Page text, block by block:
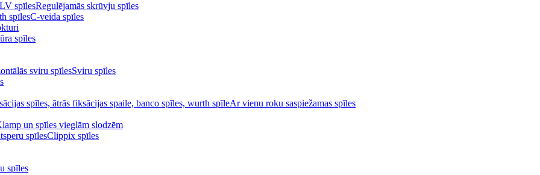
Regulējamās skrūvju spīles
C-veida spīles
spīles
Sviru spīles
Ar vienu roku saspiežamas spīles
un spīles vieglām slodzēm
Clippix spīles
spīles